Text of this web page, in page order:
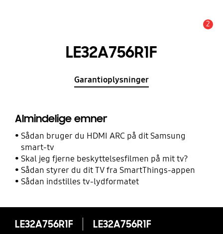
2
LE32A756R1F
Garantioplysninger
Almindelige emner
Sådan bruger du HDMI ARC på dit Samsung
smart-tv
Skal jeg fjerne beskyttelsesfilmen på mit tv?
Sådan styrer du dit TV fra SmartThings-appen
Sådan indstilles tv-lydformatet
LE32A756R1F LE32A756R1F